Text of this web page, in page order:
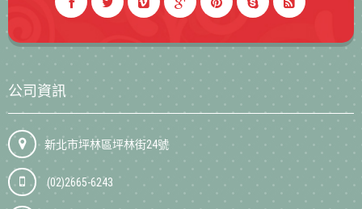
公司資訊
新北市坪林區坪林街24號
(02)2665-6243